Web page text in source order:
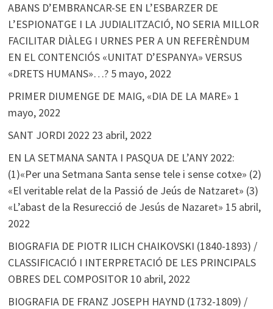
ABANS D’EMBRANCAR-SE EN L’ESBARZER DE
L’ESPIONATGE I LA JUDIALITZACIÓ, NO SERIA MILLOR
FACILITAR DIÀLEG I URNES PER A UN REFERÈNDUM
EN EL CONTENCIÓS «UNITAT D’ESPANYA» VERSUS
«DRETS HUMANS»…? 5 mayo, 2022
PRIMER DIUMENGE DE MAIG, «DIA DE LA MARE» 1
mayo, 2022
SANT JORDI 2022 23 abril, 2022
EN LA SETMANA SANTA I PASQUA DE L’ANY 2022:
(1)«Per una Setmana Santa sense tele i sense cotxe» (2)
«El veritable relat de la Passió de Jeús de Natzaret» (3)
«L’abast de la Resurecció de Jesús de Nazaret» 15 abril,
2022
BIOGRAFIA DE PIOTR ILICH CHAIKOVSKI (1840-1893) /
CLASSIFICACIÓ I INTERPRETACIÓ DE LES PRINCIPALS
OBRES DEL COMPOSITOR 10 abril, 2022
BIOGRAFIA DE FRANZ JOSEPH HAYND (1732-1809) /